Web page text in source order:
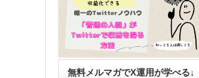
無料メルマガでX運用が学べる↓